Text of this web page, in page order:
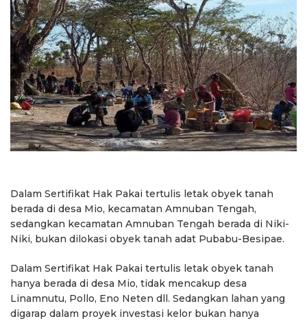
Dalam Sertifikat Hak Pakai tertulis letak obyek tanah
berada di desa Mio, kecamatan Amnuban Tengah,
sedangkan kecamatan Amnuban Tengah berada di Niki-
Niki, bukan dilokasi obyek tanah adat Pubabu-Besipae.
Dalam Sertifikat Hak Pakai tertulis letak obyek tanah
hanya berada di desa Mio, tidak mencakup desa
Linamnutu, Pollo, Eno Neten dll. Sedangkan lahan yang
digarap dalam proyek investasi kelor bukan hanya